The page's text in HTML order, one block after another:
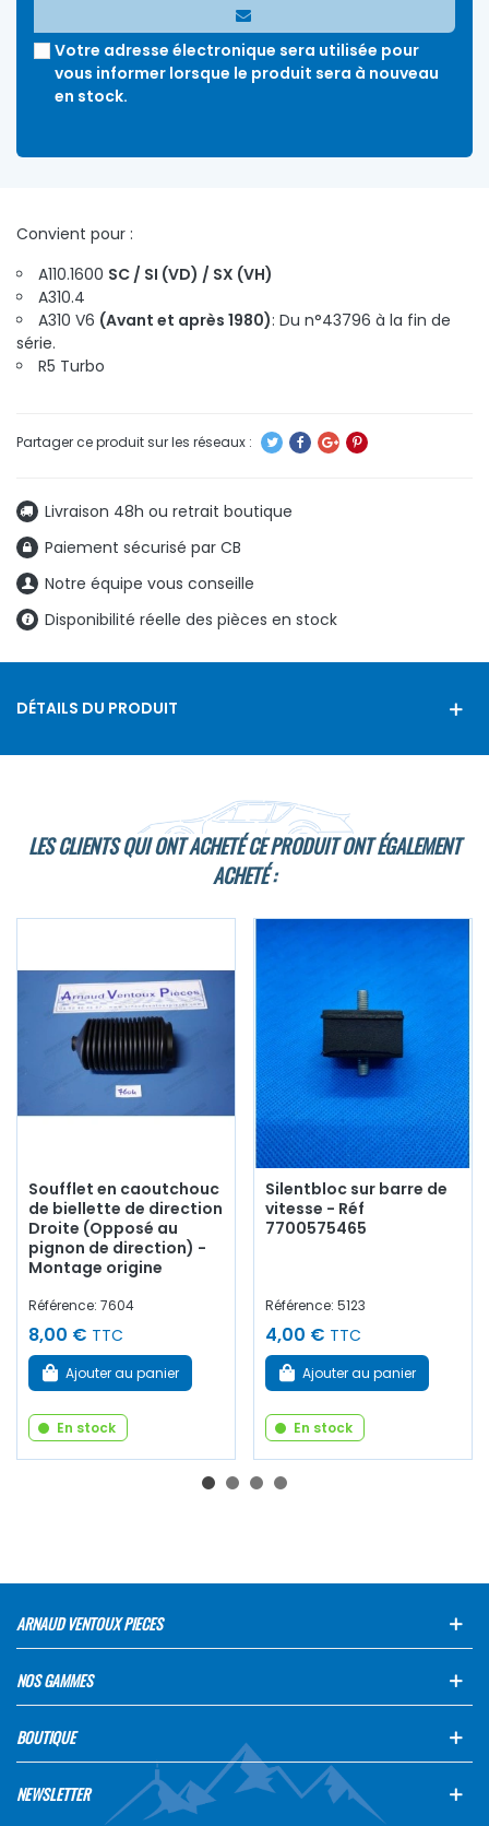
Convient pour :
A110.1600 SC / SI (VD) / SX (VH)
A310.4
A310 V6 (Avant et après 1980): Du n°43796 à la fin de
série.
R5 Turbo
Livraison 48h ou retrait boutique
Paiement sécurisé par CB
Notre équipe vous conseille
Disponibilité réelle des pièces en stock
Votre adresse électronique sera utilisée pour
vous informer lorsque le produit sera à nouveau
en stock.
DÉTAILS DU PRODUIT
LES CLIENTS QUI ONT ACHETÉ CE PRODUIT ONT ÉGALEMENT
ACHETÉ :
Soufflet en caoutchouc
de biellette de direction
Droite (Opposé au
pignon de direction) -
Montage origine
Référence: 7604
8,00 € TTC
Ajouter au panier
En stock
Silentbloc sur barre de
vitesse - Réf
7700575465
Référence: 5123
4,00 € TTC
Ajouter au panier
En stock
ARNAUD VENTOUX PIECES
NOS GAMMES
BOUTIQUE
NEWSLETTER